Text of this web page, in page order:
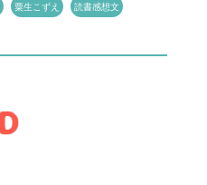
粟生こずえ 読書感想文